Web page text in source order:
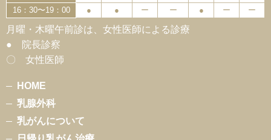
16：30〜19：00
● ● ー ー ● ー ー
月曜・木曜午前診は、女性医師による診療
● 院長診察
〇 女性医師
HOME
乳腺外科
乳がんについて